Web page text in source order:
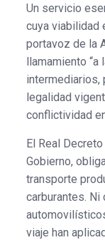
Un servicio
cuya viabilidad
portavoz de la
llamamiento
intermediarios,
legalidad
conflictividad
El Real
Gobierno,
transporte
carburantes. Ni
viaje han